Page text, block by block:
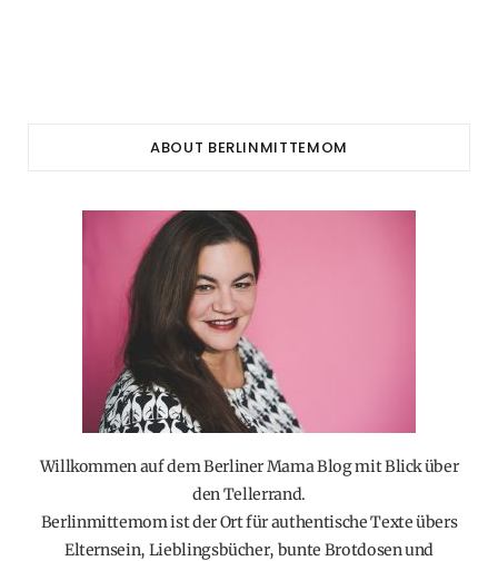
ABOUT BERLINMITTEMOM
Willkommen auf dem Berliner Mama Blog mit Blick über
den Tellerrand.
Berlinmittemom ist der Ort für authentische Texte übers
Elternsein, Lieblingsbücher, bunte Brotdosen und